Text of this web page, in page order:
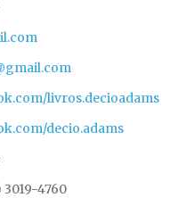
livros.decioadams
decio.adams
4760